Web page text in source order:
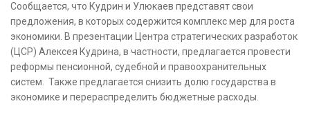
Сообщается, что Кудрин и Улюкаев представят свои
предложения, в которых содержится комплекс мер для роста
экономики. В презентации Центра стратегических разработок
(ЦСР) Алексея Кудрина, в частности, предлагается провести
реформы пенсионной, судебной и правоохранительных
систем. Также предлагается снизить долю государства в
экономике и перераспределить бюджетные расходы.